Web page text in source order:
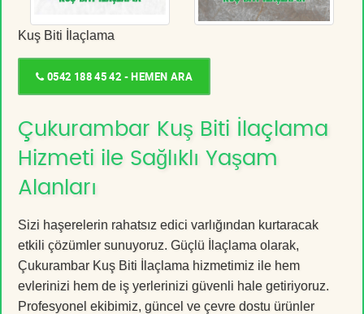
Kuş Biti İlaçlama
0542 188 45 42 - HEMEN ARA
Çukurambar Kuş Biti İlaçlama
Hizmeti ile Sağlıklı Yaşam
Alanları
Sizi haşerelerin rahatsız edici varlığından kurtaracak
etkili çözümler sunuyoruz. Güçlü İlaçlama olarak,
Çukurambar Kuş Biti İlaçlama hizmetimiz ile hem
evlerinizi hem de iş yerlerinizi güvenli hale getiriyoruz.
Profesyonel ekibimiz, güncel ve çevre dostu ürünler